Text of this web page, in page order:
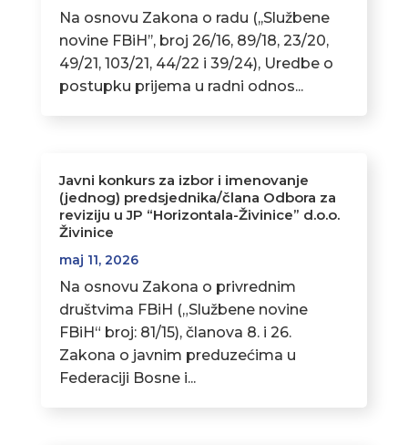
Na osnovu Zakona o radu (,,Službene
novine FBiH’’, broj 26/16, 89/18, 23/20,
49/21, 103/21, 44/22 i 39/24), Uredbe o
postupku prijema u radni odnos...
Javni konkurs za izbor i imenovanje
(jednog) predsjednika/člana Odbora za
reviziju u JP “Horizontala-Živinice” d.o.o.
Živinice
maj 11, 2026
Na osnovu Zakona o privrednim
društvima FBiH („Službene novine
FBiH“ broj: 81/15), članova 8. i 26.
Zakona o javnim preduzećima u
Federaciji Bosne i...